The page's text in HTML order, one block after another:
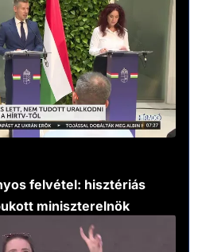
felvétel: hisztériás
miniszterelnök